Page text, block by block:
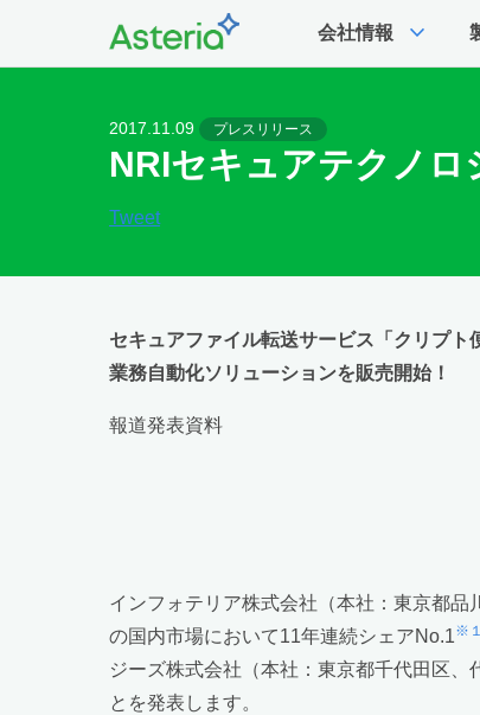
会社情報 expand_more
2017.11.09 プレスリリース
NRIセキュアテクノ
Tweet
セキュアファイル転送サービス「クリプト
業務自動化ソリューションを販売開始！
報道発表資料
インフォテリア株式会社（本社：東京都
の国内市場において11年連続シェアNo.1※１
ジーズ株式会社（本社：東京都千代田区
とを発表します。